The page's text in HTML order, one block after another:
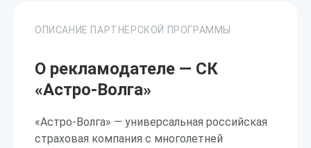
ОПИСАНИЕ ПАРТНЕРСКОЙ ПРОГРАММЫ
О рекламодателе — СК
«Астро-Волга»
«Астро-Волга» — универсальная российская
страховая компания с многолетней